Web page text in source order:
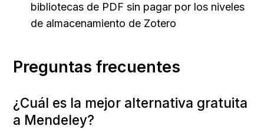
bibliotecas de PDF sin pagar por los niveles
de almacenamiento de Zotero
Preguntas frecuentes
¿Cuál es la mejor alternativa gratuita
a Mendeley?